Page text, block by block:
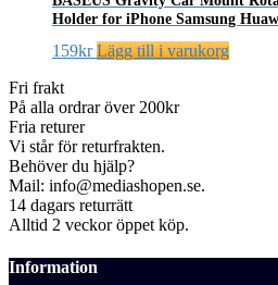
kan
väljas
på
299kr.99kr.
flera
De
olika
Holder for iPhone Samsung
159kr Lägg till i varukorg
Fri frakt
På alla ordrar över 200kr
Fria returer
Vi står för returfrakten.
Behöver du hjälp?
Mail: info@mediashopen.se.
14 dagars returrätt
Alltid 2 veckor öppet köp.
Information